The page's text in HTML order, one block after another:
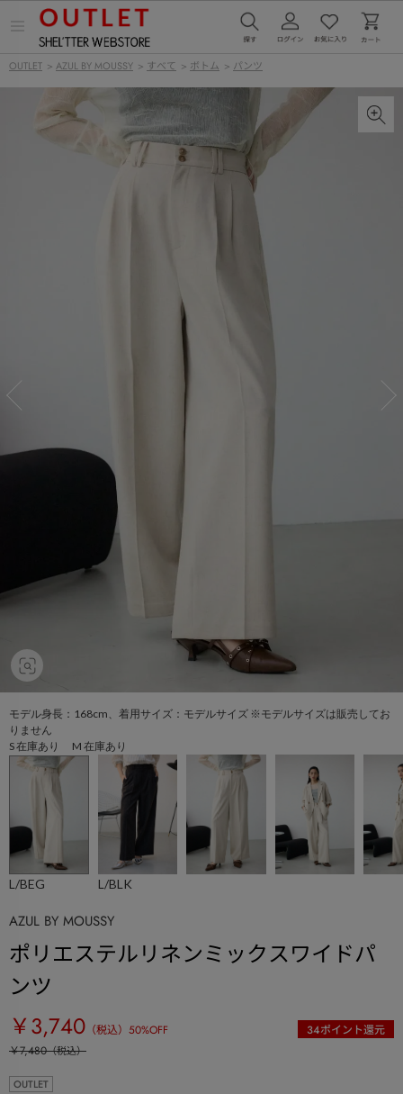
ー
を
OUTLET > AZUL BY MOUSSY > すべて > ボトム > パンツ
モデル身長：168cm、着用サイズ：モデルサイズ ※モデルサイズは販売してお
りません
S 在庫あり M 在庫あり
L/BEG L/BLK
AZUL BY MOUSSY
ポリエステルリネンミックスワイドパ
ンツ
￥3,740 （税込） 50%OFF 34ポイント還元
￥7,480（税込）
OUTLET